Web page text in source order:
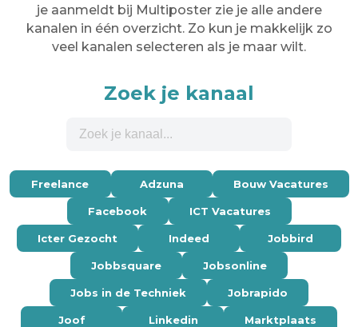
je aanmeldt bij Multiposter zie je alle andere
kanalen in één overzicht. Zo kun je makkelijk zo
veel kanalen selecteren als je maar wilt.
Zoek je kanaal
Freelance Adzuna Bouw Vacatures
Facebook ICT Vacatures
Icter Gezocht Indeed Jobbird
Jobbsquare Jobsonline
Jobs in de Techniek Jobrapido
Joof Linkedin Marktplaats